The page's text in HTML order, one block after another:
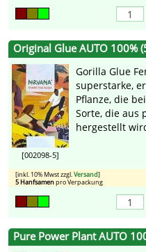
Original Glue AUTO 100%
[002098-5]
Gorilla Glue
superstarke,
Pflanze, die
Sorte, die aus
hergestellt
[inkl. 10% Mwst zzgl.Versand]
5 Hanfsamenpro Verpackung
Pure Power Plant AUTO